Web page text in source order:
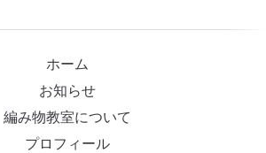
ホーム
お知らせ
編み物教室について
プロフィール